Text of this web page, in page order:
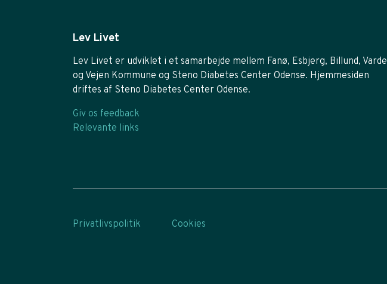
Lev Livet
Lev Livet er udviklet i et samarbejde mellem Fanø, Esbjerg, Billund, Varde
og Vejen Kommune og Steno Diabetes Center Odense. Hjemmesiden
driftes af Steno Diabetes Center Odense.
Giv os feedback
Relevante links
Privatlivspolitik Cookies